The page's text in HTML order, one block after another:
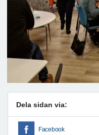
Dela sidan via:
Facebook